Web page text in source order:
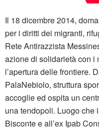
Il 18 dicembre 2014,
per i diritti dei migranti,
Rete Antirazzista
azione di solidarietà con i
l’apertura delle frontiere.
PalaNebiolo, struttura
accoglie ed ospita un
una tendopoli. Luogo che
Bisconte e all’ex Ipab